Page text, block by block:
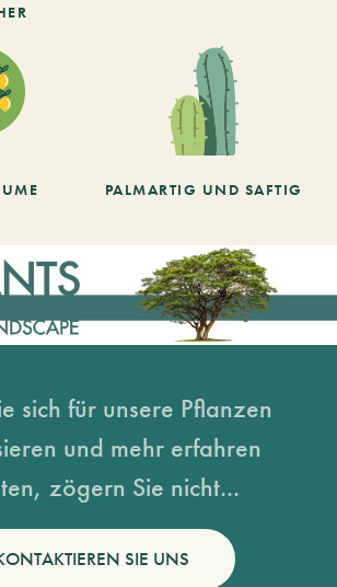
PALMARTIG UND SAFTIG
sich für unsere Pflanzen
und mehr erfahren
zögern Sie nicht...
SIE UNS